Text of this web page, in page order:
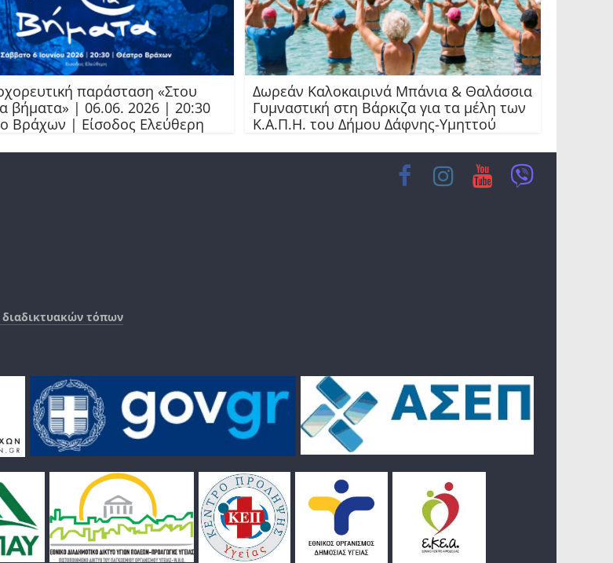
παράσταση «Στου
βήματα» | 06.06. 2026 | 20:30
Βράχων | Είσοδος Ελεύθερη
Δωρεάν Καλοκαιρινά Μπάνια & Θαλάσσια
Γυμναστική στη Βάρκιζα για τα μέλη των
Κ.Α.Π.Η. του Δήμου Δάφνης-Υμηττού
τόπων